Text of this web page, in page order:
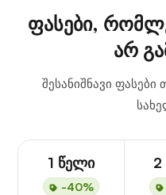
ფასები,
არ
შესანიშნავი ფასები
1 წელი
-40%
2